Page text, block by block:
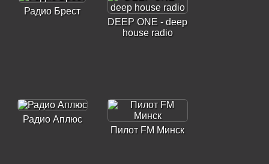
Радио Брест
DEEP ONE - deep
house radio
Радио Аплюс
Пилот FM Минск